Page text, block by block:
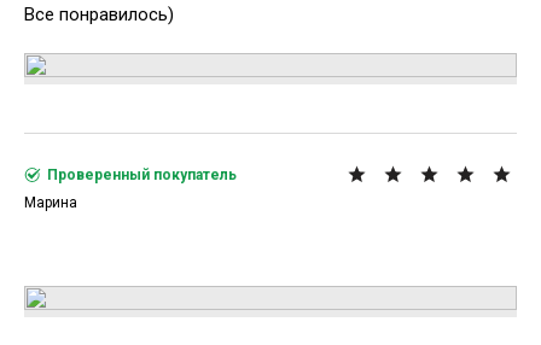
Все понравилось)
Проверенный покупатель
Марина